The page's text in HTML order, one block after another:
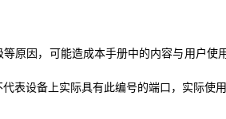
原因，可能造成本手册中的内容与用户
表设备上实际具有此编号的端口，实际使